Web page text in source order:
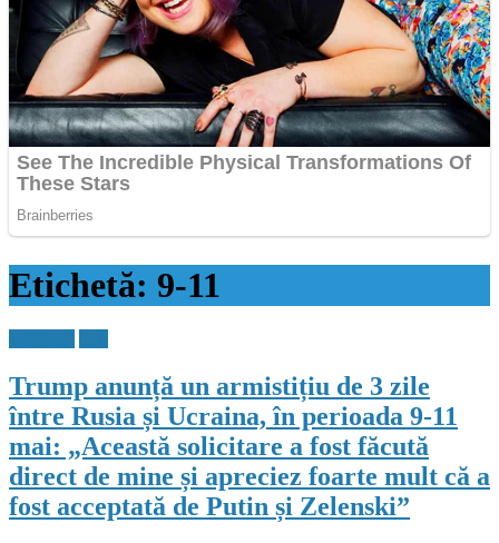
Etichetă: 9-11
Trump anunță un armistițiu de 3 zile
între Rusia și Ucraina, în perioada 9-11
mai: „Această solicitare a fost făcută
direct de mine și apreciez foarte mult că a
fost acceptată de Putin și Zelenski”